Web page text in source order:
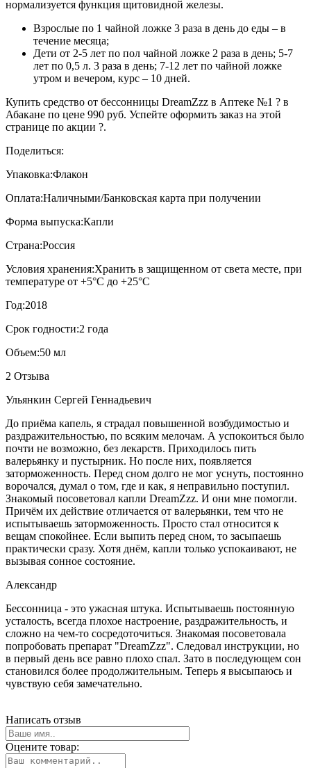
нормализуется функция щитовидной железы.
Взрослые по 1 чайной ложке 3 раза в день до еды – в
течение месяца;
Дети от 2-5 лет по пол чайной ложке 2 раза в день; 5-7
лет по 0,5 л. 3 раза в день; 7-12 лет по чайной ложке
утром и вечером, курс – 10 дней.
Купить средство от бессонницы DreamZzz в Аптеке №1 ? в
Абакане по цене 990 руб. Успейте оформить заказ на этой
странице по акции ?.
Поделиться:
Упаковка:Флакон
Оплата:Наличными/Банковская карта при получении
Форма выпуска:Капли
Страна:Россия
Условия хранения:Хранить в защищенном от света месте, при
температуре от +5°С до +25°С
Год:2018
Срок годности:2 года
Объем:50 мл
2 Отзыва
Ульянкин Сергей Геннадьевич
До приёма капель, я страдал повышенной возбудимостью и
раздражительностью, по всяким мелочам. А успокоиться было
почти не возможно, без лекарств. Приходилось пить
валерьянку и пустырник. Но после них, появляется
заторможенность. Перед сном долго не мог уснуть, постоянно
ворочался, думал о том, где и как, я неправильно поступил.
Знакомый посоветовал капли DreamZzz. И они мне помогли.
Причём их действие отличается от валерьянки, тем что не
испытываешь заторможенность. Просто стал относится к
вещам спокойнее. Если выпить перед сном, то засыпаешь
практически сразу. Хотя днём, капли только успокаивают, не
вызывая сонное состояние.
Александр
Бессонница - это ужасная штука. Испытываешь постоянную
усталость, всегда плохое настроение, раздражительность, и
сложно на чем-то сосредоточиться. Знакомая посоветовала
попробовать препарат "DreamZzz". Следовал инструкции, но
в первый день все равно плохо спал. Зато в последующем сон
становился более продолжительным. Теперь я высыпаюсь и
чувствую себя замечательно.
Написать отзыв
Оцените товар: